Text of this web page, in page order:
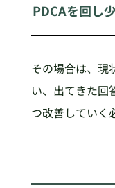
PDCAを回し
その場合は、現
い、出てきた回
つ改善していく